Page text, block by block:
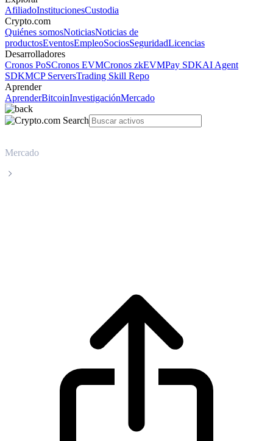
AfiliadoInstitucionesCustodia
Crypto.com
Quiénes somosNoticiasNoticias de
productosEventosEmpleoSociosSeguridadLicencias
Desarrolladores
Cronos PoSCronos EVMCronos zkEVMPay SDKAI Agent
SDKMCP ServersTrading Skill Repo
Aprender
AprenderBitcoinInvestigaciónMercado
Mercado